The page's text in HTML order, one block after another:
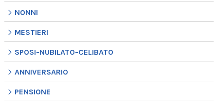
NONNI
MESTIERI
SPOSI-NUBILATO-CELIBATO
ANNIVERSARIO
PENSIONE